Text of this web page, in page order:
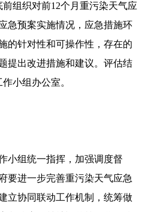
组织对前12个月重污染天气应
急预案实施情况，应急措施环
的针对性和可操作性，存在的
提出改进措施和建议。评估结
小组办公室。
小组统一指挥，加强调度督
要进一步完善重污染天气应急
立协同联动工作机制，统筹做